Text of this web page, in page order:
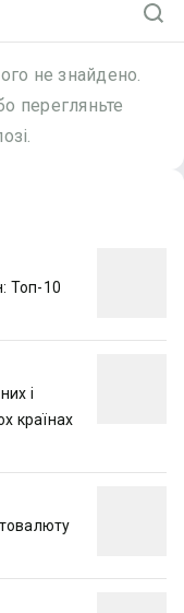
не знайдено.
перегляньте
Топ-10
і
країнах